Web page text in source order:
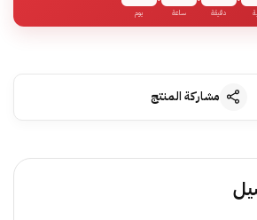
يوم ساعة دقيقة
مشاركة المنتج